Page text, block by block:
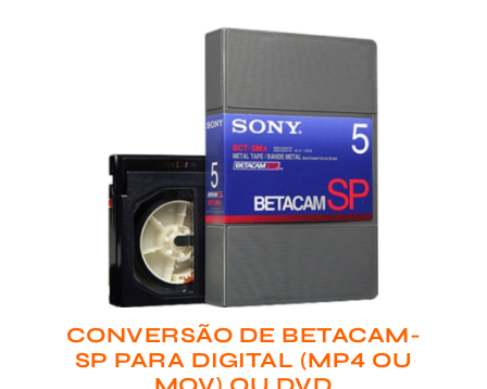
CONVERSÃO DE BETACAM-
SP PARA DIGITAL (MP4 OU